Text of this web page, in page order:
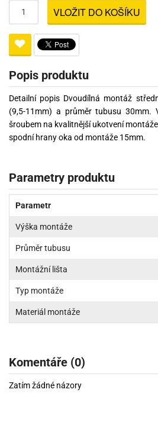
VLOŽIT DO KOŠÍKU
Popis produktu
Detailní popis Dvoudílná montáž
(9,5-11mm) a průměr tubusu 30mm.
šroubem na kvalitnější ukotvení
spodní hrany oka od montáže 15mm.
Parametry produktu
Parametr
Výška montáže
Průměr tubusu
Montážní lišta
Typ montáže
Materiál montáže
Komentáře (0)
Zatím žádné názory